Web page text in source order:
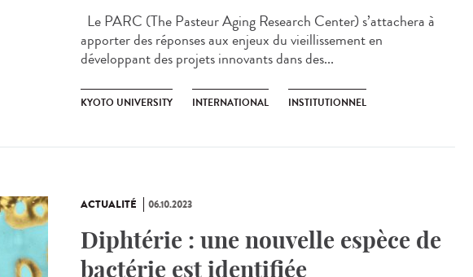
Le PARC (The Pasteur Aging Research Center) s’attachera à
apporter des réponses aux enjeux du vieillissement en
développant des projets innovants dans des...
KYOTO UNIVERSITY INTERNATIONAL INSTITUTIONNEL
ACTUALITÉ 06.10.2023
Diphtérie : une nouvelle espèce de
bactérie est identifiée